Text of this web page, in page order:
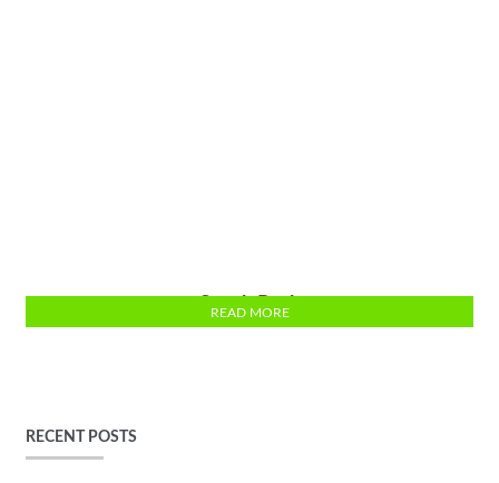
READ MORE
RECENT POSTS